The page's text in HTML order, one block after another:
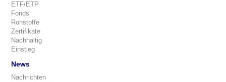
ETF/ETP
Fonds
Rohstoffe
Zertifikate
Nachhaltig
Einstieg
News
Nachrichten